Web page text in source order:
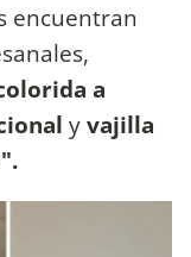
encuentran
a
yvajilla